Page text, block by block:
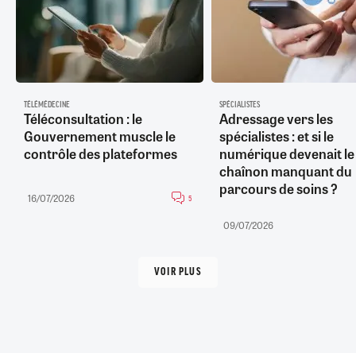
TÉLÉMÉDECINE
Téléconsultation : le
Gouvernement muscle le
contrôle des plateformes
16/07/2026 5
SPÉCIALISTES
Adressage vers les
spécialistes : et si le
numérique devenait le
chaînon manquant du
parcours de soins ?
09/07/2026
VOIR PLUS